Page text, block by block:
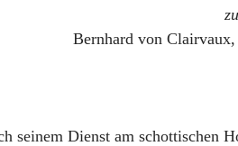
Bernhard von
Dienst am schottischen